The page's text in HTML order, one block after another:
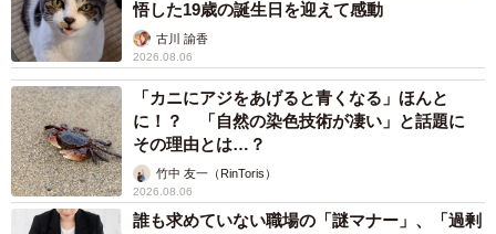
悟した19歳の誕生日を迎えて感動
古川 諭香
2026.08.06
「カニにアジをあげると青くなる」ほんと
に！？ 「自然の染色技術が凄い」と話題に
その理由とは…？
竹中 友一（RinToris）
2026.08.06
誰も求めていない職場の「謎マナー」、「過剰